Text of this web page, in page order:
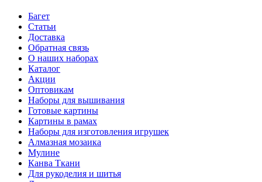
Багет
Статьи
Доставка
Обратная связь
О наших наборах
Каталог
Акции
Оптовикам
Наборы для вышивания
Готовые картины
Картины в рамах
Наборы для изготовления игрушек
Алмазная мозаика
Мулине
Канва Ткани
Для рукоделия и шитья